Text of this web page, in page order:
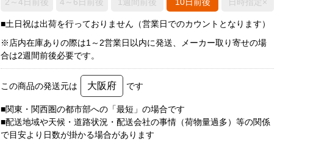
2～4日前後 4～6日前後 1週間前後 10日前後 日時指定×
■土日祝は出荷を行っておりません（営業日でのカウントとなります）
※店内在庫ありの際は1～2営業日以内に発送、メーカー取り寄せの場
合は2週間前後必要です。
この商品の発送元は 大阪府 です
■関東・関西圏の都市部への「最短」の場合です
■配送地域や天候・道路状況・配送会社の事情（荷物量過多）等の関係
で目安より日数が掛かる場合があります